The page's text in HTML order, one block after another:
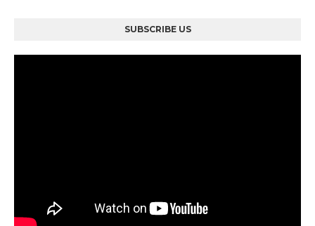
SUBSCRIBE US